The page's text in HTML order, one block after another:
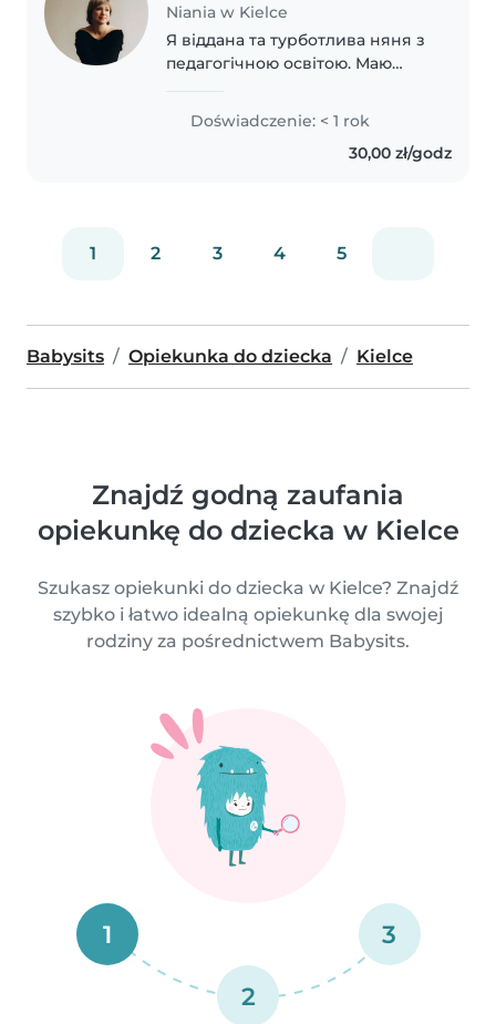
Niania w Kielce
Я віддана та турботлива няня з
педагогічною освітою. Маю
віку, від немовлят до підлітків. Я
комфортно почуваюся з
домашніми тваринами, готую
Doświadczenie: < 1 rok
30,00 zł/godz
1 2 3 4 5
Babysits Opiekunka do dziecka Kielce
Znajdź godną zaufania
opiekunkę do dziecka w Kielce
Szukasz opiekunki do dziecka w Kielce? Znajdź
szybko i łatwo idealną opiekunkę dla swojej
rodziny za pośrednictwem Babysits.
1
2
3